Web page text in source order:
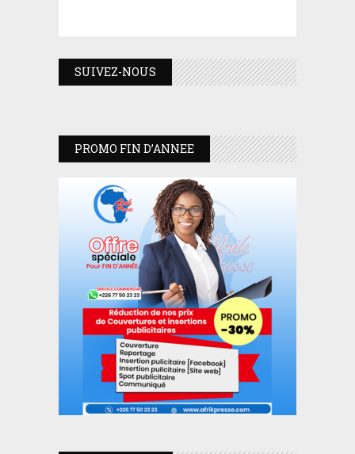
SUIVEZ-NOUS
PROMO FIN D’ANNEE